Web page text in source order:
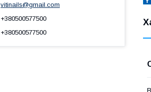
vitinails@gmail.com
+380500577500
+380500577500